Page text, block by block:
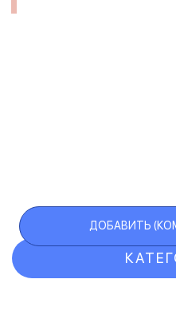
ДОБАВИТЬ